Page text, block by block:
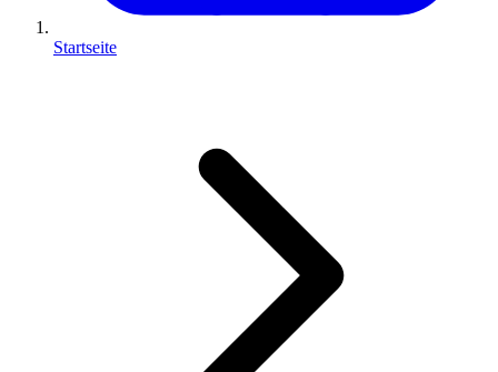
Startseite